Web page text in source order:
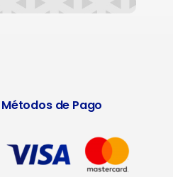
Métodos de Pago